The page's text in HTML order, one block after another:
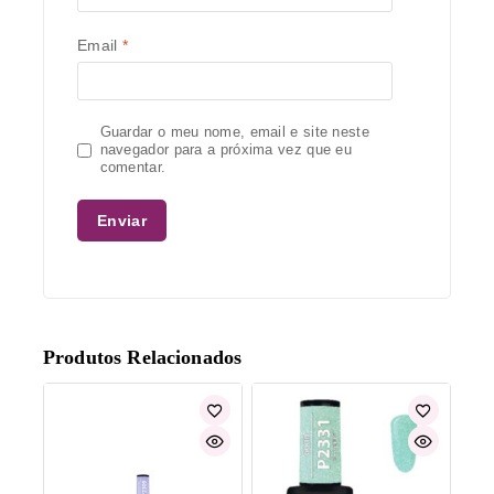
Email *
Guardar o meu nome, email e site neste
navegador para a próxima vez que eu
comentar.
Produtos Relacionados